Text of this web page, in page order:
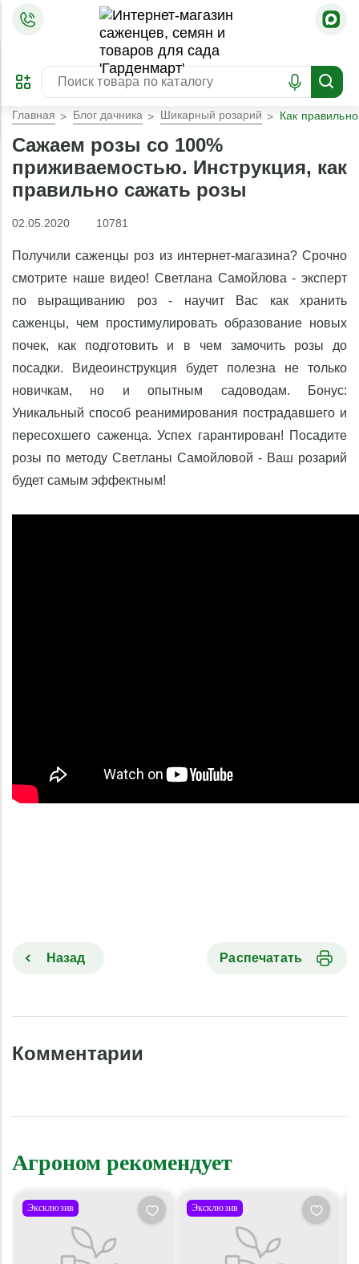
ПРЕДЗАКАЗ
ЗАБРОНИРОВАТЬ
ЛУЧШЕЕ
Главная Блог дачника Шикарный розарий Как
Сажаем розы со 100%
приживаемостью. Инструкция, как
правильно сажать розы
02.05.2020 10781
Получили саженцы роз из интернет-магазина? Срочно
смотрите наше видео! Светлана Самойлова - эксперт
по выращиванию роз - научит Вас как хранить
саженцы, чем простимулировать образование новых
почек, как подготовить и в чем замочить розы до
посадки. Видеоинструкция будет полезна не только
новичкам, но и опытным садоводам. Бонус:
Уникальный способ реанимирования пострадавшего и
пересохшего саженца. Успех гарантирован! Посадите
розы по методу Светланы Самойловой - Ваш розарий
будет самым эффектным!
Распечатать
Назад
Комментарии
Агроном рекомендует
Эксклюзив Эксклюзив